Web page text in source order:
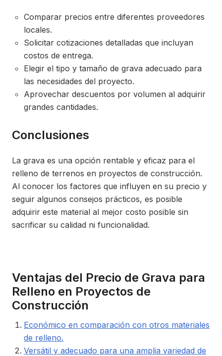
Comparar precios entre diferentes proveedores
locales.
Solicitar cotizaciones detalladas que incluyan
costos de entrega.
Elegir el tipo y tamaño de grava adecuado para
las necesidades del proyecto.
Aprovechar descuentos por volumen al adquirir
grandes cantidades.
Conclusiones
La grava es una opción rentable y eficaz para el
relleno de terrenos en proyectos de construcción.
Al conocer los factores que influyen en su precio y
seguir algunos consejos prácticos, es posible
adquirir este material al mejor costo posible sin
sacrificar su calidad ni funcionalidad.
Ventajas del Precio de Grava para
Relleno en Proyectos de
Construcción
Económico en comparación con otros materiales
de relleno.
Versátil y adecuado para una amplia variedad de